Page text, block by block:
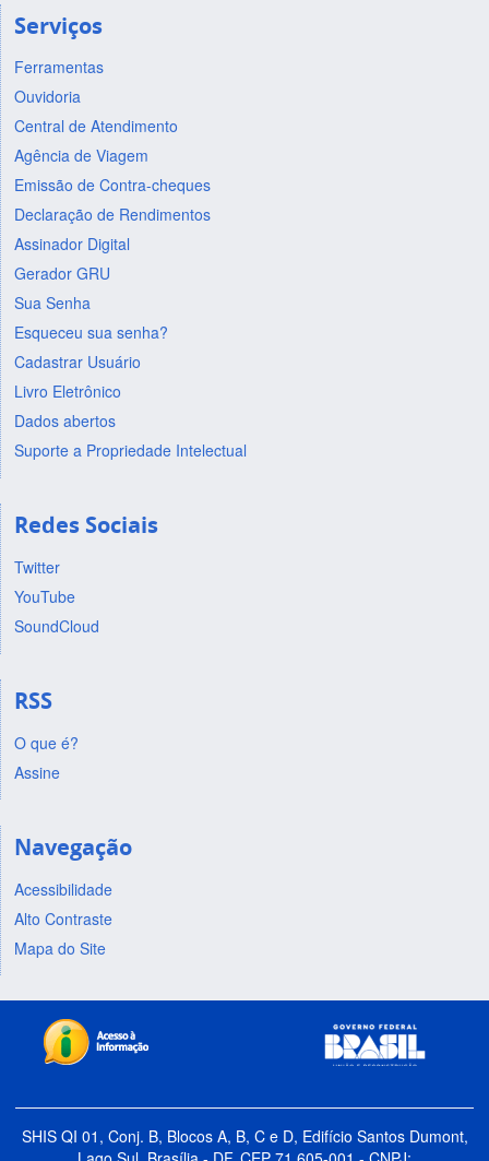
Serviços
Ferramentas
Ouvidoria
Central de Atendimento
Agência de Viagem
Emissão de Contra-cheques
Declaração de Rendimentos
Assinador Digital
Gerador GRU
Sua Senha
Esqueceu sua senha?
Cadastrar Usuário
Livro Eletrônico
Dados abertos
Suporte a Propriedade Intelectual
Redes Sociais
Twitter
YouTube
SoundCloud
RSS
O que é?
Assine
Navegação
Acessibilidade
Alto Contraste
Mapa do Site
SHIS QI 01, Conj. B, Blocos A, B, C e D, Edifício Santos Dumont,